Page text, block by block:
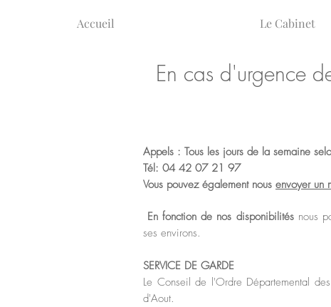
Accueil Le Cabinet
En cas d'urgence
Appels : Tous les jours de la semaine
Tél: 04 42 07 21 97
Vous pouvez également nous envoyer un
En fonction de nos disponibilitésnous
ses environs.
SERVICE DE GARDE
Le Conseil de l'Ordre Départemental
d'Aout.